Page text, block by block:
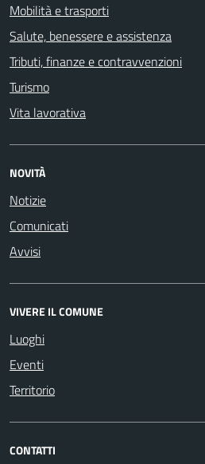
Mobilità e trasporti
Salute, benessere e assistenza
Tributi, finanze e contravvenzioni
Turismo
Vita lavorativa
NOVITÀ
Notizie
Comunicati
Avvisi
VIVERE IL COMUNE
Luoghi
Eventi
Territorio
CONTATTI